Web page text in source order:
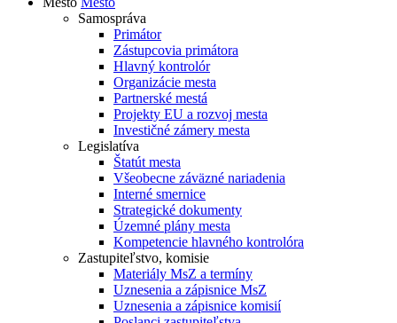
Samospráva
Primátor
Zástupcovia primátora
Hlavný kontrolór
Organizácie mesta
Partnerské mestá
Projekty EU a rozvoj mesta
Investičné zámery mesta
Legislatíva
Štatút mesta
Všeobecne záväzné nariadenia
Interné smernice
Strategické dokumenty
Územné plány mesta
Kompetencie hlavného kontrolóra
Zastupiteľstvo, komisie
Materiály MsZ a termíny
Uznesenia a zápisnice MsZ
Uznesenia a zápisnice komisií